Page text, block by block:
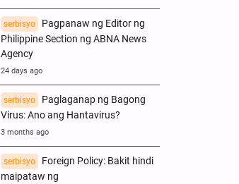
serbisyo
Pagpanaw ng Editor ng
Philippine Section ng ABNA News
Agency
24 days ago
serbisyo
Paglaganap ng Bagong
Virus: Ano ang Hantavirus?
3 months ago
serbisyo
Foreign Policy: Bakit hindi
maipataw ng